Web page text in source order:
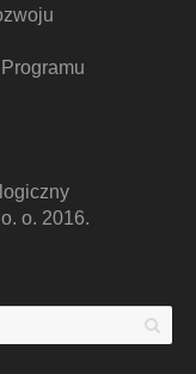
o. 2016.